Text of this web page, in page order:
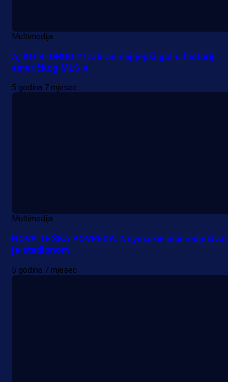
Multimedija
A, KO BI DRUGI? Izabran najljepši gol u historiji
američkog MLS-a
5 godina 7 mjesec
Multimedija
NOVA TEŠKA POVREDA: Neymarov plač
je stadionom
5 godina 7 mjesec